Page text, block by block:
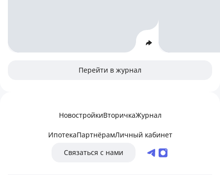
Перейти в журнал
НовостройкиВторичкаЖурнал
ИпотекаПартнёрамЛичный кабинет
Связаться с нами